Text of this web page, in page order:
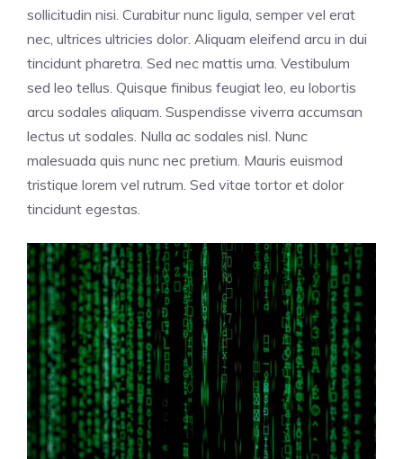
sollicitudin nisi. Curabitur nunc ligula, semper vel erat
nec, ultrices ultricies dolor. Aliquam eleifend arcu in dui
tincidunt pharetra. Sed nec mattis urna. Vestibulum
sed leo tellus. Quisque finibus feugiat leo, eu lobortis
arcu sodales aliquam. Suspendisse viverra accumsan
lectus ut sodales. Nulla ac sodales nisl. Nunc
malesuada quis nunc nec pretium. Mauris euismod
tristique lorem vel rutrum. Sed vitae tortor et dolor
tincidunt egestas.